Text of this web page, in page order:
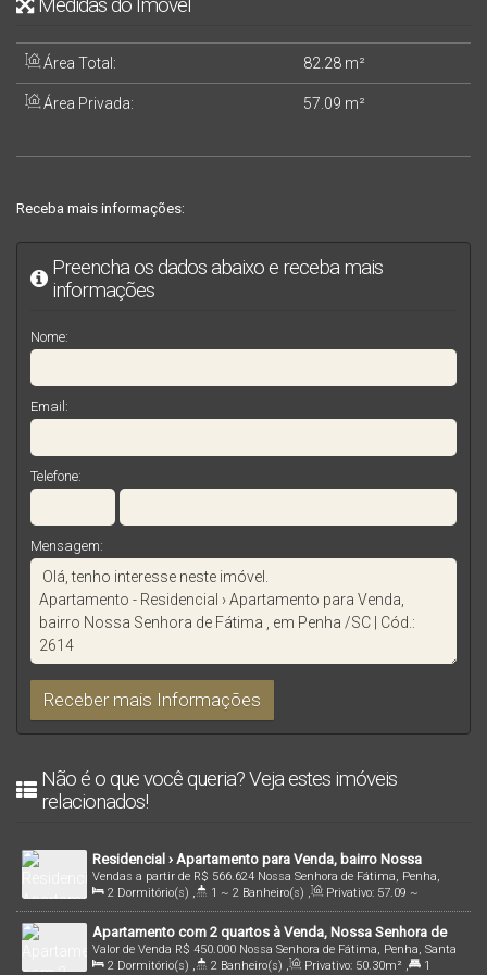
Área Total: 82 .28 m²
Área Privada: 57 .09 m²
Receba mais informações:
Preencha os dados abaixo e receba mais
informações
Nome:
Email:
Telefone:
Mensagem:
Não é o que você queria? Veja estes imóveis
relacionados!
Residencial › Apartamento para Venda, bairro Nossa
Senhora de Fátima , em Penha /SC | Cód.: 1717
R$ 566.624
Vendas a partir de
Nossa Senhora de Fátima, Penha,
Santa Catarina, Brasil
2 Dormitório(s) , 1 ~ 2 Banheiro(s) , Privativo: 57.09 ~
61.37m² , 1 Sala(s) , 1 Suíte(s) , Total: 82.27~ 88.47m² ,
1
Vaga(s) , 1500mDistância do Mar
Apartamento com 2 quartos à Venda, Nossa Senhora de
Fátima - PenhaR$ 450.000
Valor de Venda
Nossa Senhora de Fátima, Penha, Santa
Catarina, Brasil
2 Dormitório(s) , 2 Banheiro(s) , Privativo: 50.30m² , 1